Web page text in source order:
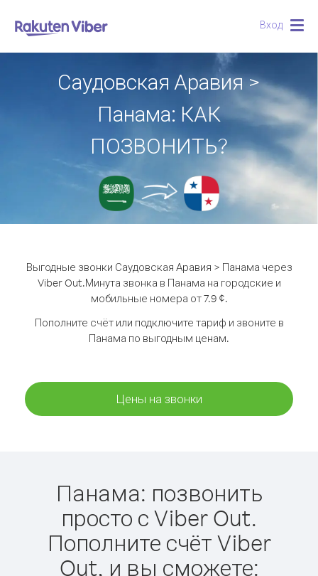
Вход
Саудовская Аравия >
Панама: КАК
ПОЗВОНИТЬ?
Выгодные звонки Саудовская Аравия > Панама через
Viber Out.Минута звонка в Панама на городские и
мобильные номера от 7.9 ¢.
Пополните счёт или подключите тариф и звоните в
Панама по выгодным ценам.
Цены на звонки
Панама: позвонить
просто с Viber Out.
Пополните счёт Viber
Out, и вы сможете: